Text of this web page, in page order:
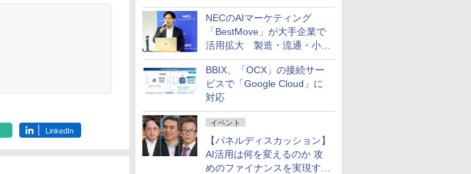
化サービスを提供
NECのAIマーケティング
「BestMove」が大手企業で
活用拡大 製造・流通・小売
企業・広告代理店などが実装
フェーズへ
BBIX、「OCX」の接続サー
ビスで「Google Cloud」に
対応
イベント
【パネルディスカッション】
AI活用は何を変えるのか 攻
めのファイナンスを実現する
LinkedIn